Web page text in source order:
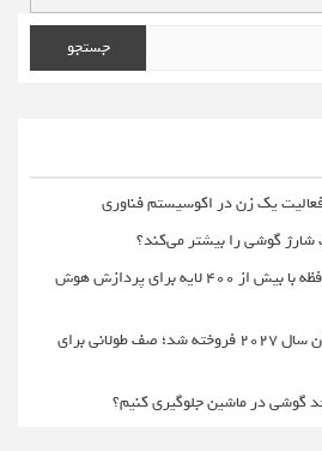
فعالیت یک زن در اکوسیستم فناوری
شارژ گوشی را بیشتر می‌کند؟
سامسونگ از اولین تراشه حافظه با بیش از ۴۰۰ لایه برای پردازش هوش
تمامی محصولات فراری تا پایان سال ۲۰۲۷ فروخته شد؛ صف طولانی برای
گوشی در ماشین جلوگیری کنیم؟